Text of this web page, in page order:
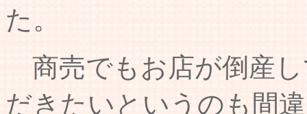
た。
商売でもお店が倒産
だきたいというのも間